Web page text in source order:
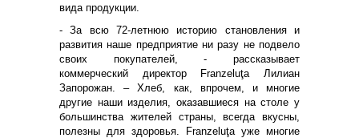
вида продукции.
- За всю 72-летнюю историю становления и
развития наше предприятие ни разу не подвело
своих покупателей, - рассказывает
коммерческий директор Franzeluţa Лилиан
Запорожан. – Хлеб, как, впрочем, и многие
другие наши изделия, оказавшиеся на столе у
большинства жителей страны, всегда вкусны,
полезны для здоровья. Franzeluţa уже многие